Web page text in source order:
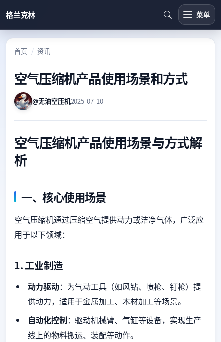
格兰克林 菜单
首页 资讯
空气压缩机产品使用场景和方式
@无油空压机2025-07-10
空气压缩机产品使用场景与方式解
析
一、核心使用场景
空气压缩机通过压缩空气提供动力或洁净气体，广泛应
用于以下领域：
1.工业制造
动力驱动：为气动工具（如风钻、喷枪、钉枪）提
供动力，适用于金属加工、木材加工等场景。
自动化控制：驱动机械臂、气缸等设备，实现生产
线上的物料搬运、装配等动作。